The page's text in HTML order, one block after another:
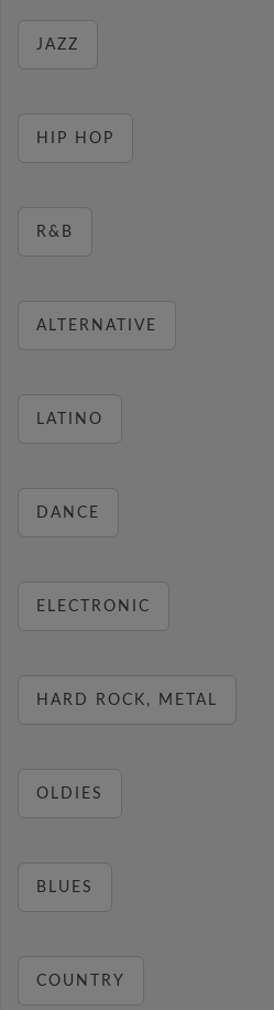
JAZZ
HIP HOP
R&B
ALTERNATIVE
LATINO
DANCE
ELECTRONIC
HARD ROCK, METAL
OLDIES
BLUES
COUNTRY